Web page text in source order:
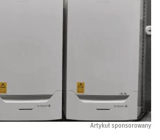
system zarządzania HEMS?
Czy ta edycja opłaca się
Artykuł sponsorowany